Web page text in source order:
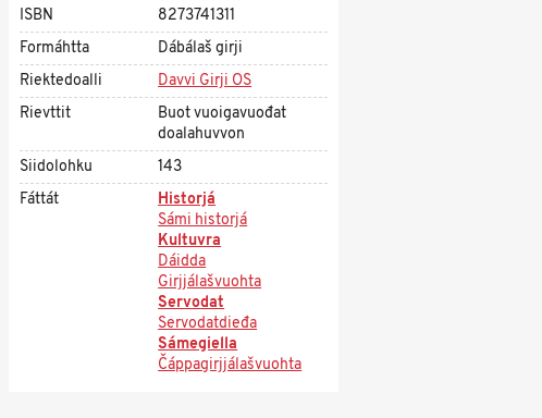
ISBN
8273741311
Formáhtta
Dábálaš girji
Riektedoalli
Davvi Girji OS
Rievttit
Buot vuoigavuođat
doalahuvvon
Siidolohku
143
Fáttát
Historjá
Sámi historjá
Kultuvra
Dáidda
Girjjálašvuohta
Servodat
Servodatdieđa
Sámegiella
Čáppagirjjálašvuohta